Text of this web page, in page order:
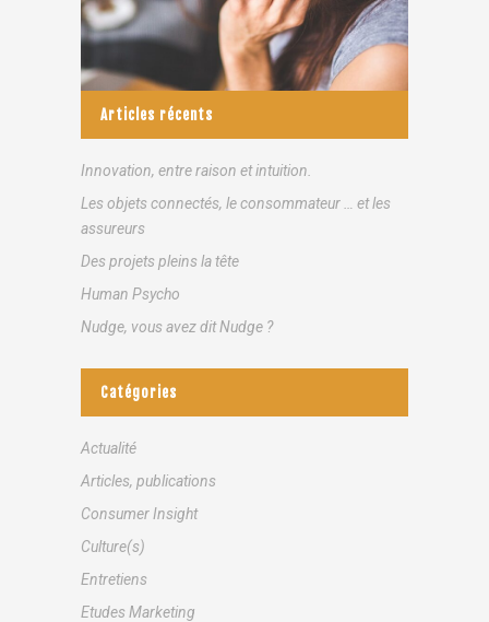
Articles récents
Innovation, entre raison et intuition.
Les objets connectés, le consommateur … et les
assureurs
Des projets pleins la tête
Human Psycho
Nudge, vous avez dit Nudge ?
Catégories
Actualité
Articles, publications
Consumer Insight
Culture(s)
Entretiens
Etudes Marketing